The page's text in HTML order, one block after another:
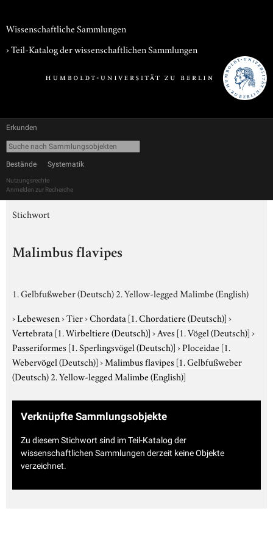
Wissenschaftliche Sammlungen
› Teil-Katalog der wissenschaftlichen Sammlungen
Erkunden
Bestände Systematik
Nutzungsrechte
Anmelden zur Recherche
Stichwort
Malimbus flavipes
1. Gelbfußweber (Deutsch) 2. Yellow-legged Malimbe (English)
›Lebewesen›Tier›Chordata [1. Chordatiere (Deutsch)]›
Vertebrata [1. Wirbeltiere (Deutsch)]›Aves [1. Vögel (Deutsch)]›
Passeriformes [1. Sperlingsvögel (Deutsch)]›Ploceidae [1.
Webervögel (Deutsch)]›Malimbus flavipes [1. Gelbfußweber
(Deutsch) 2. Yellow-legged Malimbe (English)]
Verknüpfte Sammlungsobjekte
Zu diesem Stichwort sind im Teil-Katalog der
wissenschaftlichen Sammlungen derzeit keine Objekte
verzeichnet.